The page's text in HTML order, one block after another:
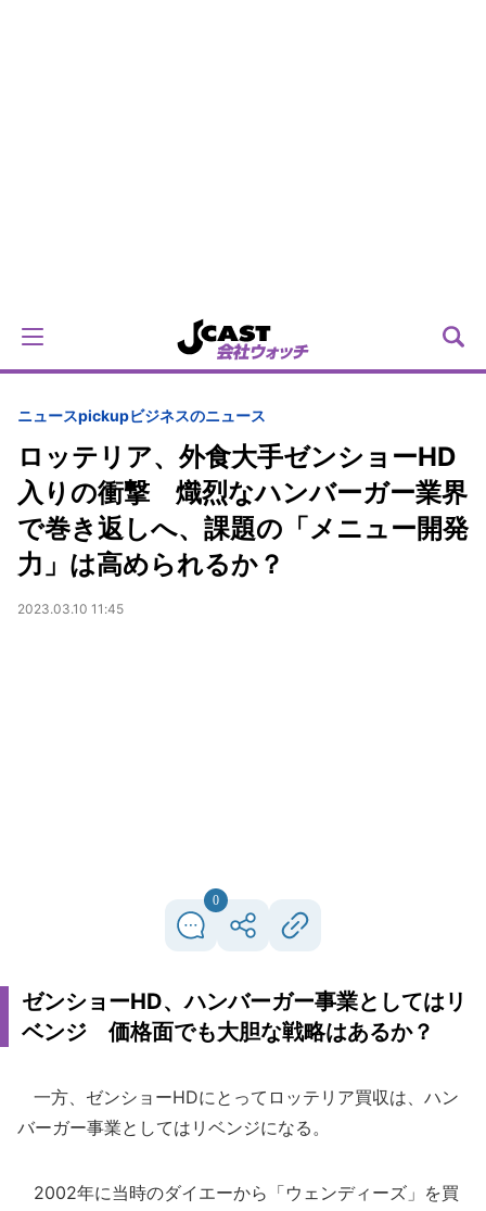
ニュースpickupビジネスのニュース
ロッテリア、外食大手ゼンショーHD
入りの衝撃 熾烈なハンバーガー業界
で巻き返しへ、課題の「メニュー開発
力」は高められるか？
2023.03.10 11:45
0
ゼンショーHD、ハンバーガー事業としてはリ
ベンジ 価格面でも大胆な戦略はあるか？
一方、ゼンショーHDにとってロッテリア買収は、ハン
バーガー事業としてはリベンジになる。
2002年に当時のダイエーから「ウェンディーズ」を買